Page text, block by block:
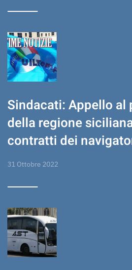
Sindacati: Appello al
della regione
contratti dei
31 Ottobre 2022